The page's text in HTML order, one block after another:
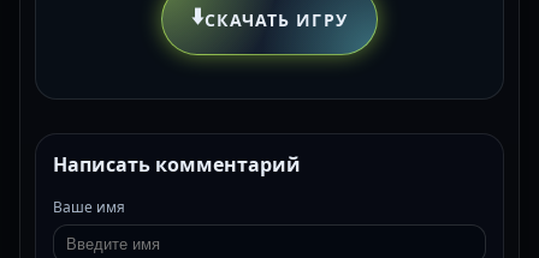
⬇️СКАЧАТЬ ИГРУ
Написать комментарий
Ваше имя